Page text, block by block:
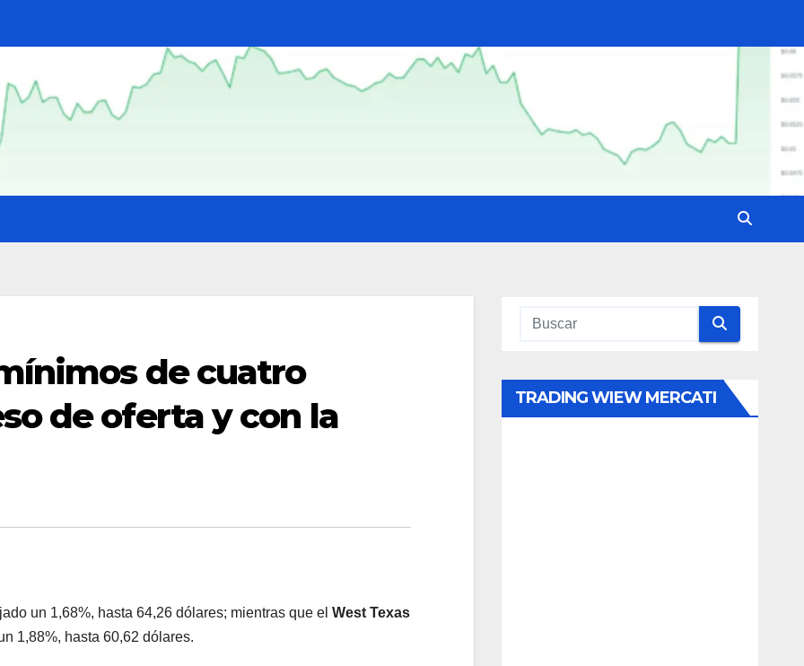
de cuatro
de oferta y con la
un 1,68%, hasta 64,26 dólares; mientras que el West Texas
1,88%, hasta 60,62 dólares.
TRADING WIEW MERCATI